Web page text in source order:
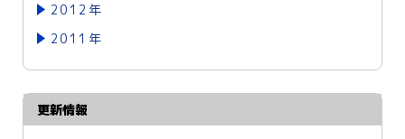
2012年
2011年
更新情報